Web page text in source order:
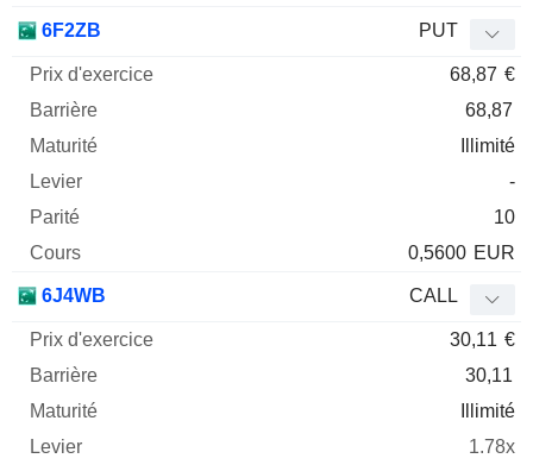
6F2ZB PUT
68,87 €
68,87
Illimité
-
10
0,5600 EUR
6J4WB CALL
30,11 €
30,11
Illimité
1.78x